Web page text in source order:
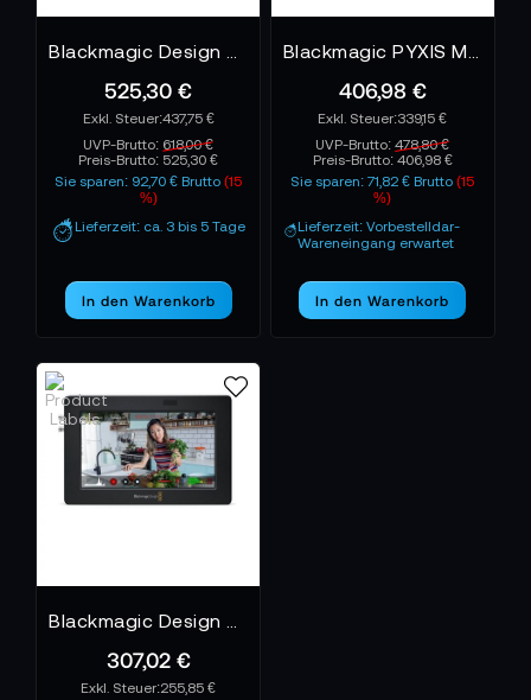
525,30 €
437,75 €
UVP-Brutto: 618,00 €
Preis-Brutto: 525,30 €
Sie sparen: 92,70 € Brutto(15
%)
Lieferzeit: ca. 3 bis 5 Tage
In den Warenkorb
406,98 €
339,15 €
UVP-Brutto:478,80 €
Preis-Brutto: 406,98 €
Sie sparen: 71,82 € Brutto(15
%)
Lieferzeit: Vorbestelldar-
Wareneingang erwartet
In den Warenkorb
307,02 €
255,85 €